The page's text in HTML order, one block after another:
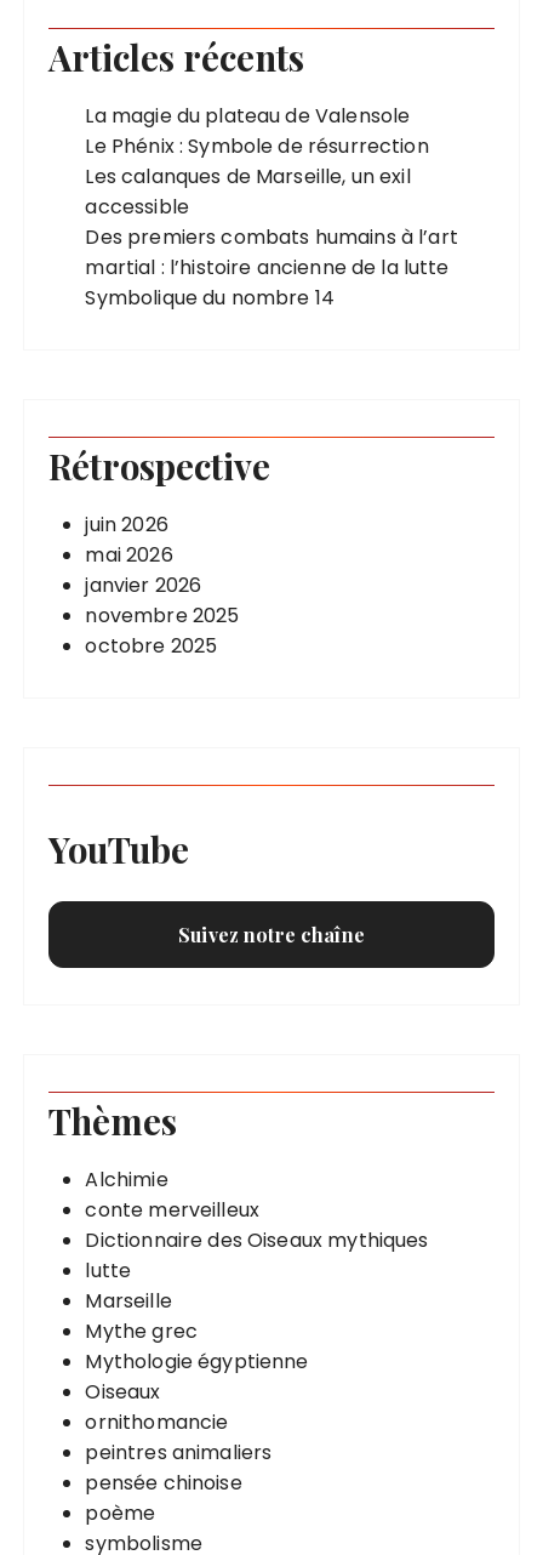
Articles récents
La magie du plateau de Valensole
Le Phénix : Symbole de résurrection
Les calanques de Marseille, un exil
accessible
Des premiers combats humains à l’art
martial : l’histoire ancienne de la lutte
Symbolique du nombre 14
Rétrospective
juin 2026
mai 2026
janvier 2026
novembre 2025
octobre 2025
YouTube
Suivez notre chaîne
Thèmes
Alchimie
conte merveilleux
Dictionnaire des Oiseaux mythiques
lutte
Marseille
Mythe grec
Mythologie égyptienne
Oiseaux
ornithomancie
peintres animaliers
pensée chinoise
poème
symbolisme